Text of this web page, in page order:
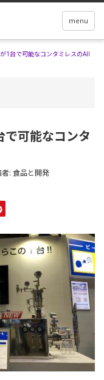
menu
1台で可能なコンタミレスのAll
可能なコンタ
: 食品と開発